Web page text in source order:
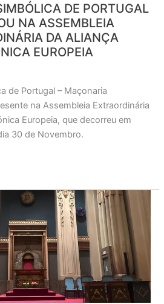
DE PORTUGAL
NA ASSEMBLEIA
DA ALIANÇA
EUROPEIA
de Portugal – Maçonaria
na Assembleia Extraordinária
Europeia, que decorreu em
30 de Novembro.